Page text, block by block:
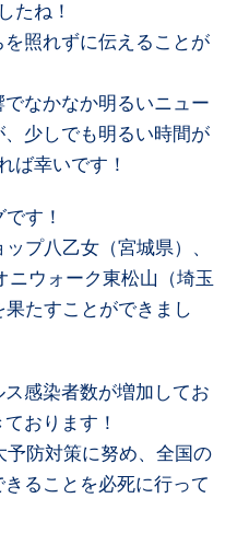
たね！
照れずに伝えることが
なかなか明るいニュー
少しでも明るい時間が
ば幸いです！
す！
プ八乙女（宮城県）、
ニウォーク東松山（埼玉
たすことができまし
感染者数が増加してお
おります！
防対策に努め、全国の
ることを必死に行って